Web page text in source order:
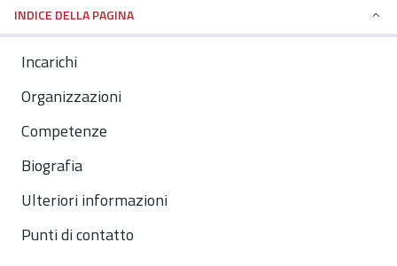
INDICE DELLA PAGINA
Incarichi
Organizzazioni
Competenze
Biografia
Ulteriori informazioni
Punti di contatto